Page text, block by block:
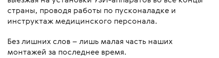
страны, проводя работы по пусконаладке и
инструктаж медицинского персонала.
Без лишних слов – лишь малая часть наших
монтажей за последнее время.